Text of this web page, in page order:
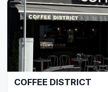
COFFEE DISTRICT